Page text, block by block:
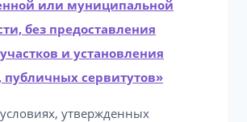
или муниципальной
без предоставления
и установления
публичных сервитутов»
утвержденных